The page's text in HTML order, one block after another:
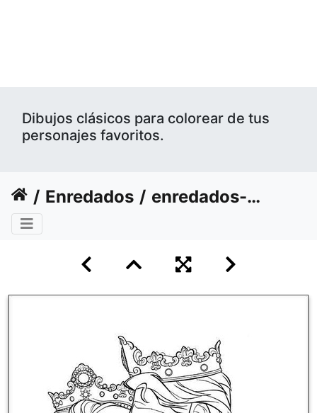
Dibujos clásicos para colorear de tus
personajes favoritos.
Enredados enredados-disney-20